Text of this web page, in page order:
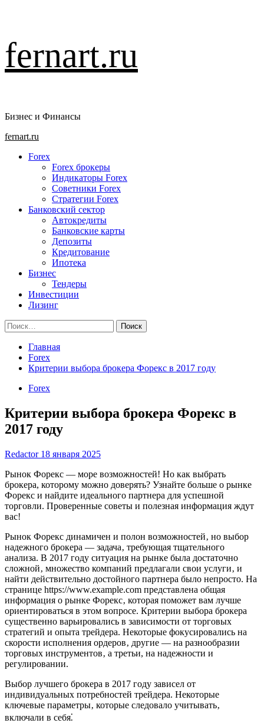
Перейти
к
содержимому
fernart.ru
Бизнес и Финансы
Основное
fernart.ru
Forex
Forex брокеры
Индикаторы Forex
Советники Forex
Стратегии Forex
Банковский сектор
Автокредиты
Банковские карты
Депозиты
Кредитование
Ипотека
Бизнес
Тендеры
Инвестиции
Лизинг
Найти:
Главная
Forex
Критерии выбора брокера Форекс в 2017 году
Forex
Критерии выбора брокера Форекс в
2017 году
Redactor 18 января 2025
Рынок Форекс — море возможностей! Но как выбрать
брокера, которому можно доверять? Узнайте больше о рынке
Форекс и найдите идеального партнера для успешной
торговли. Проверенные советы и полезная информация ждут
вас!
Рынок Форекс динамичен и полон возможностей‚ но выбор
надежного брокера — задача‚ требующая тщательного
анализа. В 2017 году ситуация на рынке была достаточно
сложной‚ множество компаний предлагали свои услуги‚ и
найти действительно достойного партнера было непросто. На
странице https://www.example.com представлена общая
информация о рынке Форекс‚ которая поможет вам лучше
ориентироваться в этом вопросе. Критерии выбора брокера
существенно варьировались в зависимости от торговых
стратегий и опыта трейдера. Некоторые фокусировались на
скорости исполнения ордеров‚ другие — на разнообразии
торговых инструментов‚ а третьи, на надежности и
регулировании.
Выбор лучшего брокера в 2017 году зависел от
индивидуальных потребностей трейдера. Некоторые
ключевые параметры‚ которые следовало учитывать‚
включали в себя⁚